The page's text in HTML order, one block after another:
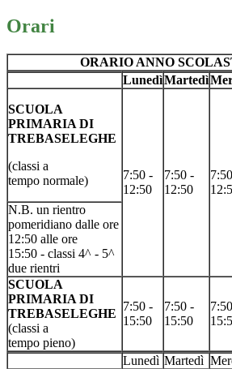
Orari
ORARIO ANNO
LunedìMartedì
SCUOLA
PRIMARIA DI
TREBASELEGHE
(classi a
tempo normale)
7:50 -
12:50
7:50 -
12:50
N.B. un rientro
pomeridiano dalle ore
12:50 alle ore
15:50 - classi 4^ - 5^
due rientri
SCUOLA
PRIMARIA DI
TREBASELEGHE
(classi a
tempo pieno)
7:50 -
15:50
7:50 -
15:50
Lunedì Martedì